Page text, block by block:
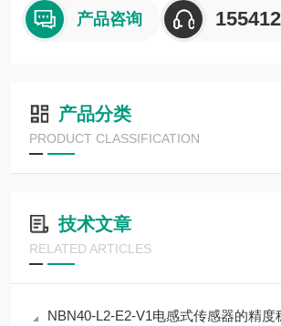
产品咨询
产品分类
PRODUCT CLASSIFICATION
技术文章
RELATED ARTICLES
NBN40-L2-E2-V1电感式传感器的精度